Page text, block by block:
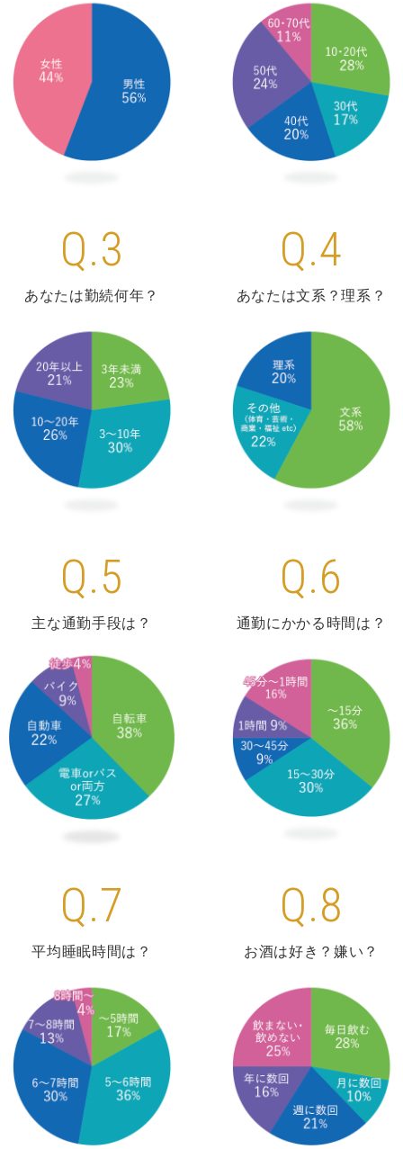
Q.3
あなたは勤続何年？
Q.4
あなたは文系？理系？
Q.5
主な通勤手段は？
Q.6
通勤にかかる時間は？
Q.7
平均睡眠時間は？
Q.8
お酒は好き？嫌い？